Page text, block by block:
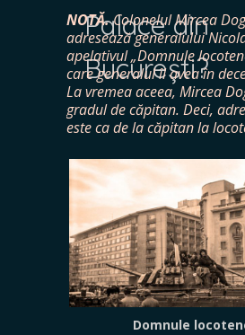
Palace din
București?
NOTĂ.Colonelul Mircea
adresează generalului
apelativul „Domnule
care generalul îl avea în
La vremea aceea, Mircea
gradul de căpitan. Deci,
este ca de la căpitan la
Domnule